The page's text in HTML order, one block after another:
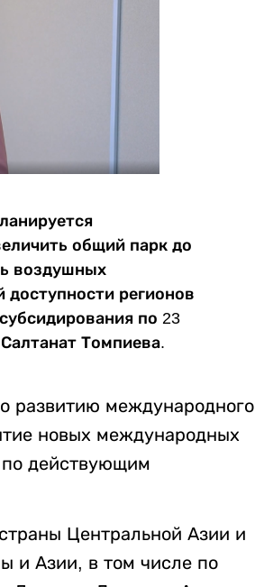
общий парк до
воздушных
доступности регионов
по 23
Томпиева.
развитию международного
новых международных
по действующим
Центральной Азии и
и Азии, в том числе по